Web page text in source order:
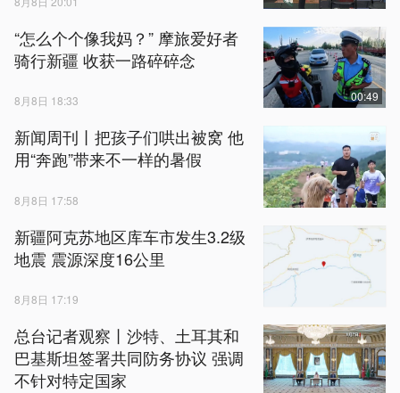
“怎么个个像我妈？” 摩旅爱好者
骑行新疆 收获一路碎碎念
8月8日 18:33 00:49
新闻周刊丨把孩子们哄出被窝 他
用“奔跑”带来不一样的暑假
8月8日 17:58
新疆阿克苏地区库车市发生3.2级
地震 震源深度16公里
8月8日 17:19
总台记者观察丨沙特、土耳其和
巴基斯坦签署共同防务协议 强调
不针对特定国家